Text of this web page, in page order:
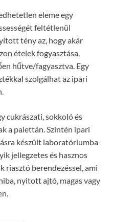
eleme egy
feltétlenül
tény az, hogy akár
ételek fogyasztása,
hűtve/fagyasztva. Egy
szolgálhat az ipari
cukrászati, sokkoló és
a palettán. Szintén ipari
készült laboratóriumba
jellegzetes és hasznos
riasztó berendezéssel, ami
nyitott ajtó, magas vagy